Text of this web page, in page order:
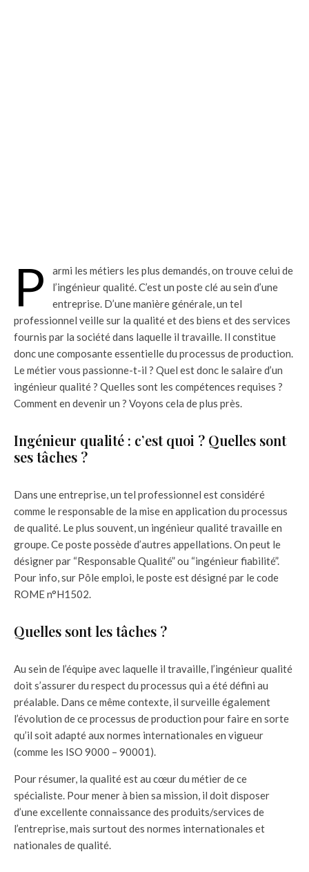
P
armi les métiers les plus demandés, on trouve celui de
l’ingénieur qualité. C’est un poste clé au sein d’une
entreprise. D’une manière générale, un tel
professionnel veille sur la qualité et des biens et des services
fournis par la société dans laquelle il travaille. Il constitue
donc une composante essentielle du processus de production.
Le métier vous passionne-t-il ? Quel est donc le salaire d’un
ingénieur qualité ? Quelles sont les compétences requises ?
Comment en devenir un ? Voyons cela de plus près.
Ingénieur qualité : c’est quoi ? Quelles sont
ses tâches ?
Dans une entreprise, un tel professionnel est considéré
comme le responsable de la mise en application du processus
de qualité. Le plus souvent, un ingénieur qualité travaille en
groupe. Ce poste possède d’autres appellations. On peut le
désigner par “Responsable Qualité” ou “ingénieur fiabilité”.
Pour info, sur Pôle emploi, le poste est désigné par le code
ROME n°H1502.
Quelles sont les tâches ?
Au sein de l’équipe avec laquelle il travaille, l’ingénieur qualité
doit s’assurer du respect du processus qui a été défini au
préalable. Dans ce même contexte, il surveille également
l’évolution de ce processus de production pour faire en sorte
qu’il soit adapté aux normes internationales en vigueur
(comme les ISO 9000 – 90001).
Pour résumer, la qualité est au cœur du métier de ce
spécialiste. Pour mener à bien sa mission, il doit disposer
d’une excellente connaissance des produits/services de
l’entreprise, mais surtout des normes internationales et
nationales de qualité.